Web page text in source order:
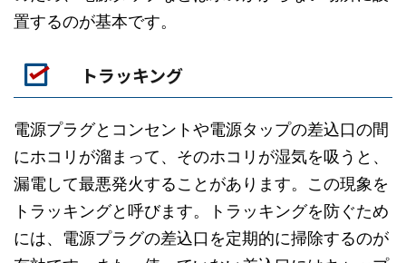
置するのが基本です。
トラッキング
電源プラグとコンセントや電源タップの差込口の間
にホコリが溜まって、そのホコリが湿気を吸うと、
漏電して最悪発火することがあります。この現象を
トラッキングと呼びます。トラッキングを防ぐため
には、電源プラグの差込口を定期的に掃除するのが